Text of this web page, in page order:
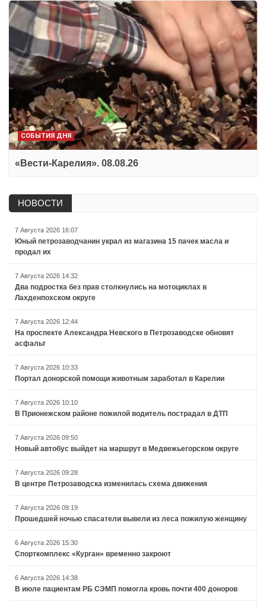
СОБЫТИЯ ДНЯ
«Вести-Карелия». 08.08.26
НОВОСТИ
7 Августа 2026 16:07
Юный петрозаводчанин украл из магазина 15 пачек масла и
продал их
7 Августа 2026 14:32
Два подростка без прав столкнулись на мотоциклах в
Лахденпохском округе
7 Августа 2026 12:44
На проспекте Александра Невского в Петрозаводске обновят
асфальт
7 Августа 2026 10:33
Портал донорской помощи животным заработал в Карелии
7 Августа 2026 10:10
В Прионежском районе пожилой водитель пострадал в ДТП
7 Августа 2026 09:50
Новый автобус выйдет на маршрут в Медвежьегорском округе
7 Августа 2026 09:28
В центре Петрозаводска изменилась схема движения
7 Августа 2026 09:19
Прошедшей ночью спасатели вывели из леса пожилую женщину
6 Августа 2026 15:30
Спорткомплекс «Курган» временно закроют
6 Августа 2026 14:38
В июле пациентам РБ СЭМП помогла кровь почти 400 доноров